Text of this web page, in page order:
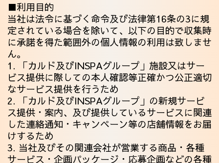
■利用目的
当社は法令に基づく命令及び法律第16条の3に規
定されている場合を除いて、以下の目的で収集時
に承諾を得た範囲外の個人情報の利用は致しませ
ん。
1. 「カルド及びINSPAグループ」施設又はサー
ビス提供に際しての本人確認等正確かつ公正適切
なサービス提供を行うため
2. 「カルド及びINSPAグループ」の新規サービ
ス提供・案内、及び提供しているサービスに関連
した連絡通知・キャンペーン等の店舗情報をお届
けするため
3. 当社及びその関連会社が営業する商品・各種
サービス・企画パッケージ・応募企画などの各種